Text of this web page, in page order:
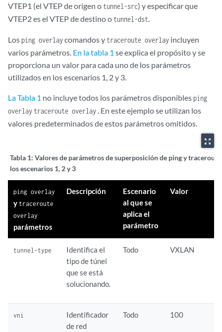
VTEP1 (el VTEP de origen o tunnel-src) y especificar que
VTEP2 es el VTEP de destino o tunnel-dst
Losping overlaycomandos y traceroute overlay incluyen
varios parámetros. En la tabla 1 se explica el propósito y se
proporciona un valor para cada uno de los parámetros
utilizados en los escenarios 1, 2 y 3.
La Tabla 1 no incluye todos los parámetros disponiblesping
overlay traceroute overlay . En este ejemplo se utilizan los
valores predeterminados de estos parámetros omitidos.
zoom_out_map
Tabla 1: Valores de parámetros de superposición de ping y
los escenarios 1, 2 y 3
ping overlay
y traceroute
overlay
parámetros
Descripción
Escenario
al que se
aplica el
parámetro
Valor
tunnel-type
Identifica el
tipo de túnel
que se está
solucionando.
Todo VXLAN
vni
Identificador
de red
Todo 100